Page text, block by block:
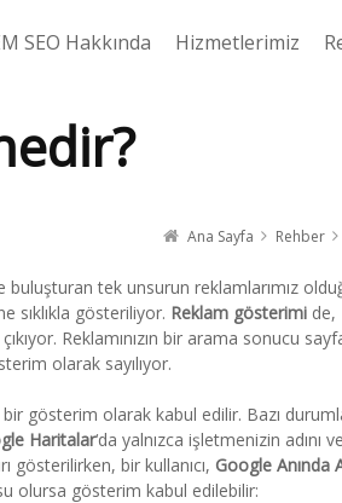
SEO Hakkında Hizmetlerimiz
Ana Sayfa Rehber
tek unsurun reklamlarımız
sıklıkla gösteriliyor. Reklam gösterimi de,
Reklamınızın bir arama sonucu
olarak sayılıyor.
gösterim olarak kabul edilir. Bazı
Haritalar‘da yalnızca işletmenizin adını
gösterilirken, bir kullanıcı, Google Anında
olursa gösterim kabul edilebilir: